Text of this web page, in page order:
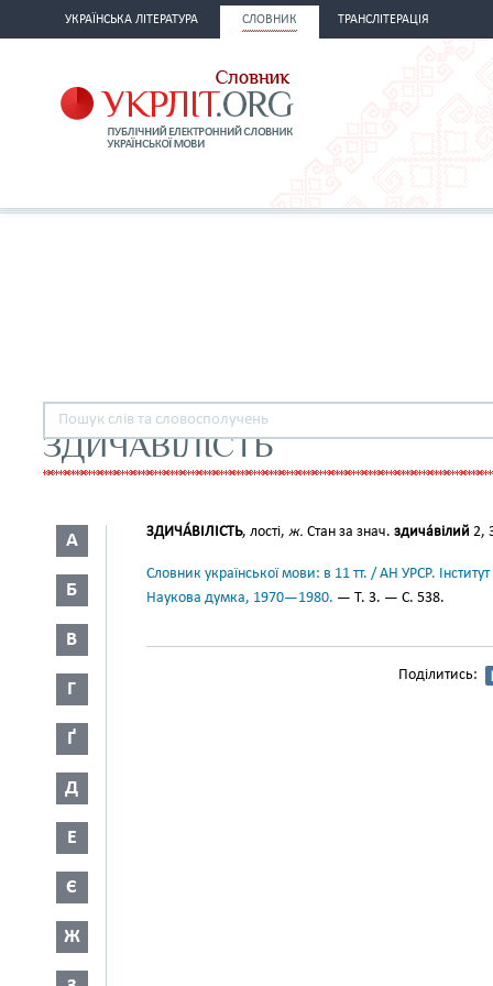
УКРАЇНСЬКА ЛІТЕРАТУРА СЛОВНИК ТРАНСЛІТЕРАЦІЯ
ЗДИЧАВІЛІСТЬ
А
Б
В
Г
Ґ
Д
Е
Є
Ж
ЗДИЧА́ВІЛІСТЬ, лості, ж. Стан за знач. здича́вілий 2,
Словник української мови: в 11 тт. / АН УРСР.
Наукова думка, 1970—1980. — Т. 3. — С. 538.
Поділитись: